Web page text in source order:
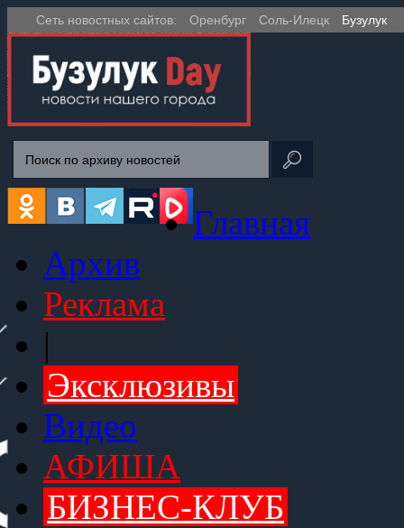
Сеть новостных сайтов: Оренбург Соль-Илецк Бузулук
Главная
Архив
Реклама
|
Эксклюзивы
Видео
АФИША
БИЗНЕС-КЛУБ